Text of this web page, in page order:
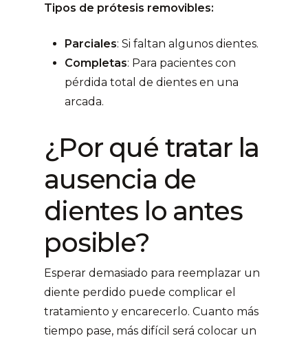
Tipos de prótesis removibles:
Parciales: Si faltan algunos dientes.
Completas: Para pacientes con
pérdida total de dientes en una
arcada.
¿Por qué tratar la
ausencia de
dientes lo antes
posible?
Esperar demasiado para reemplazar un
diente perdido puede complicar el
tratamiento y encarecerlo. Cuanto más
tiempo pase, más difícil será colocar un